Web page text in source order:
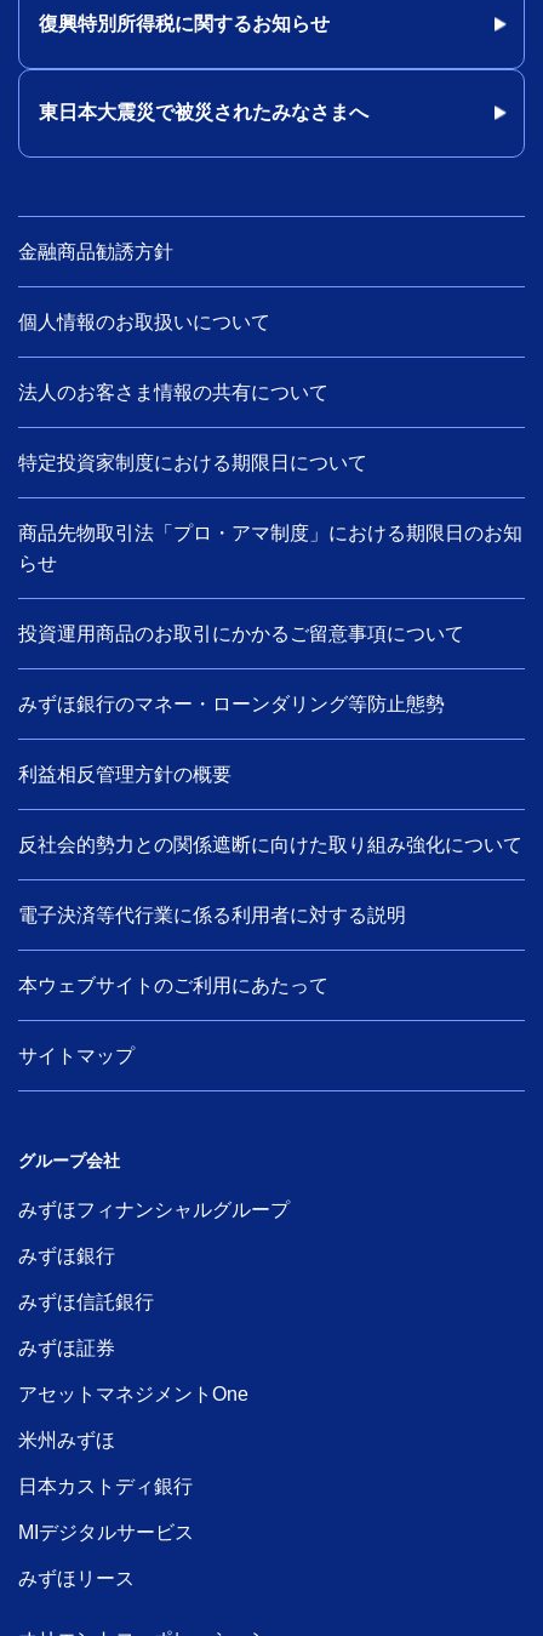
復興特別所得税に関するお知らせ
東日本大震災で被災されたみなさまへ
金融商品勧誘方針
個人情報のお取扱いについて
法人のお客さま情報の共有について
特定投資家制度における期限日について
商品先物取引法「プロ・アマ制度」における期限日のお知
らせ
投資運用商品のお取引にかかるご留意事項について
みずほ銀行のマネー・ローンダリング等防止態勢
利益相反管理方針の概要
反社会的勢力との関係遮断に向けた取り組み強化について
電子決済等代行業に係る利用者に対する説明
本ウェブサイトのご利用にあたって
サイトマップ
グループ会社
みずほフィナンシャルグループ
みずほ銀行
みずほ信託銀行
みずほ証券
アセットマネジメントOne
米州みずほ
日本カストディ銀行
MIデジタルサービス
みずほリース